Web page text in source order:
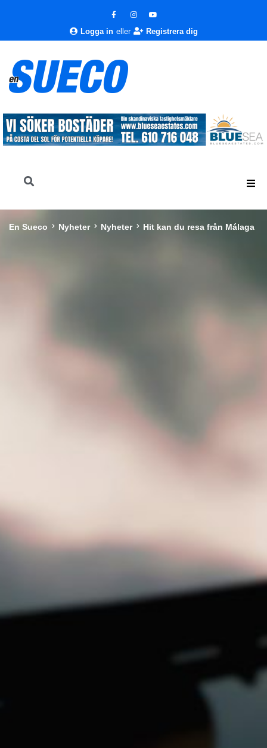
Logga in eller Registrera dig
En Sueco Nyheter Nyheter Hit kan du resa från Málaga